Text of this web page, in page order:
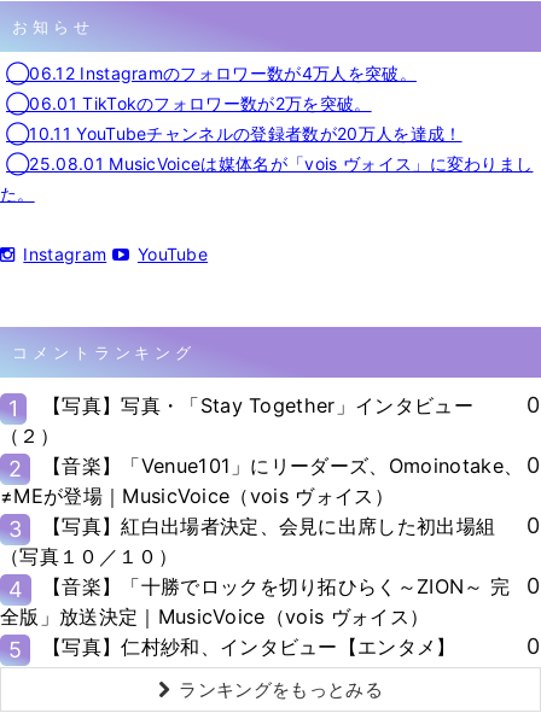
お知らせ
◯06.12 Instagramのフォロワー数が4万人を突破。
◯06.01 TikTokのフォロワー数が2万を突破。
◯10.11 YouTubeチャンネルの登録者数が20万人を達成！
◯25.08.01 MusicVoiceは媒体名が「vois ヴォイス」に変わりまし
た。
Instagram YouTube
コメントランキング
1
【写真】写真・「Stay Together」インタビュー
（２）
0
2
【音楽】「Venue101」にリーダーズ、Omoinotake、
≠MEが登場｜MusicVoice（vois ヴォイス）
0
3
【写真】紅白出場者決定、会見に出席した初出場組
（写真１０／１０）
0
4
【音楽】「十勝でロックを切り拓ひらく～ZION～ 完
全版」放送決定｜MusicVoice（vois ヴォイス）
0
5 【写真】仁村紗和、インタビュー【エンタメ】 0
ランキングをもっとみる